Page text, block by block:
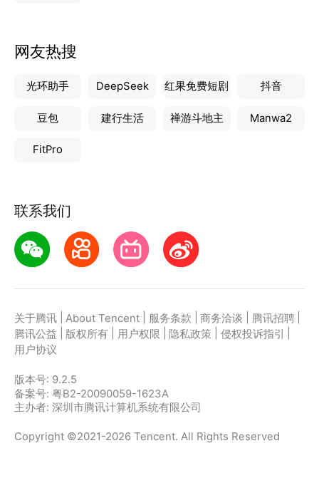
网友热搜
光环助手 DeepSeek 红果免费短剧 抖音
豆包 建行生活 禅游斗地主 Manwa2
FitPro
联系我们
关于腾讯 About Tencent 服务条款 商务洽谈 腾讯招聘
腾讯公益
版权所有 用户权限 隐私政策 侵权投诉指引
用户协议
版本号: 9.2.5
备案号: 粤B2-20090059-1623A
主办者: 深圳市腾讯计算机系统有限公司
Copyright ©2021-2026 Tencent. All Rights Reserved